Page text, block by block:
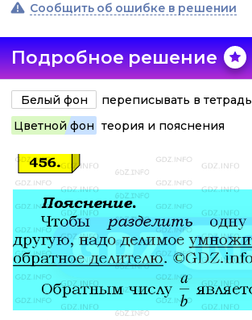
Сообщить об ошибке в решении
Подробное решение
Белый фон
переписывать в тетрадь
Цветной фон теория и пояснения